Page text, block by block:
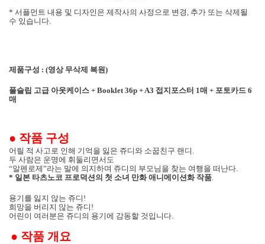
* 서플먼트 내용 및 디자인은 제작사의 사정으로 변경, 추가 또는 삭제될
수 있습니다.
제품구성 : (영상 무삭제 복원)
풀슬립 고급 아웃케이스 + Booklet 36p + A3 접지포스터 1매 + 포토카드 6
매
● 작품 구성
어릴 적 사고로 인해 기억을 잃은 쥬디와 소꿉친구 랜디 .
두 사람은 운명에 휘둘리면서도
“알펜로제”라는 말에 의지하며 쥬디의 부모님을 찾는 여행을 떠난다.
* 일본 타츠노코 프로덕션의 첫 소녀 만화 애니메이션화 작품.
용기를 잃지 않는 쥬디 !
희망을 버리지 않는 쥬디 !
어린이 여러분은 쥬디의 용기에 감동할 것입니다.
● 작품 개요